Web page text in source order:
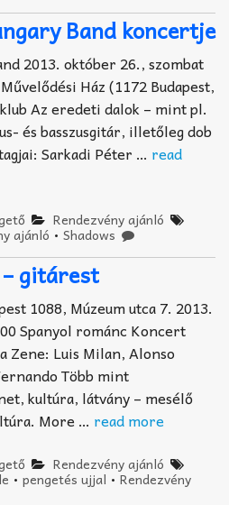
Band koncertje
2013. október 26., szombat
Ház (1172 Budapest,
Az eredeti dalok – mint pl.
és basszusgitár, illetőleg dob
Sarkadi Péter … read
Rendezvény ajánló
ajánló • Shadows
gitárest
1088, Múzeum utca 7. 2013.
Spanyol románc Koncert
Zene: Luis Milan, Alonso
Több mint
kultúra, látvány – mesélő
More … read more
Rendezvény ajánló
• pengetés ujjal •Rendezvény